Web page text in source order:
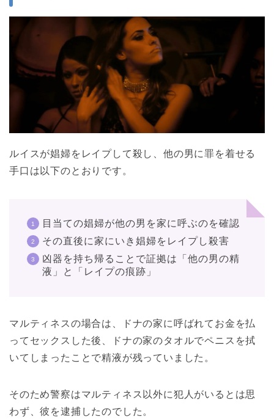
ルイスが娼婦をレイプして殺し、他の男に罪を着せる
手口は以下のとおりです。
目当ての娼婦が他の男を家に呼ぶのを確認
その直後に家にいき娼婦をレイプし殺害
凶器を持ち帰ることで証拠は「他の男の精
液」と「レイプの痕跡」
マルティネスの場合は、ドナの家に呼ばれてお金を払
ってセックスした後、ドナの家のタオルでペニスを拭
いてしまったことで精液が残っていました。
そのため警察はマルティネス以外に犯人がいるとは思
わず、彼を逮捕したのでした。